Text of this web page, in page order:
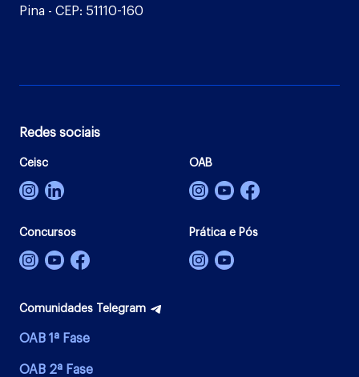
Pina - CEP: 51110-160
Redes sociais
Ceisc OAB
Concursos Prática e Pós
Comunidades Telegram
OAB 1ª Fase
OAB 2ª Fase